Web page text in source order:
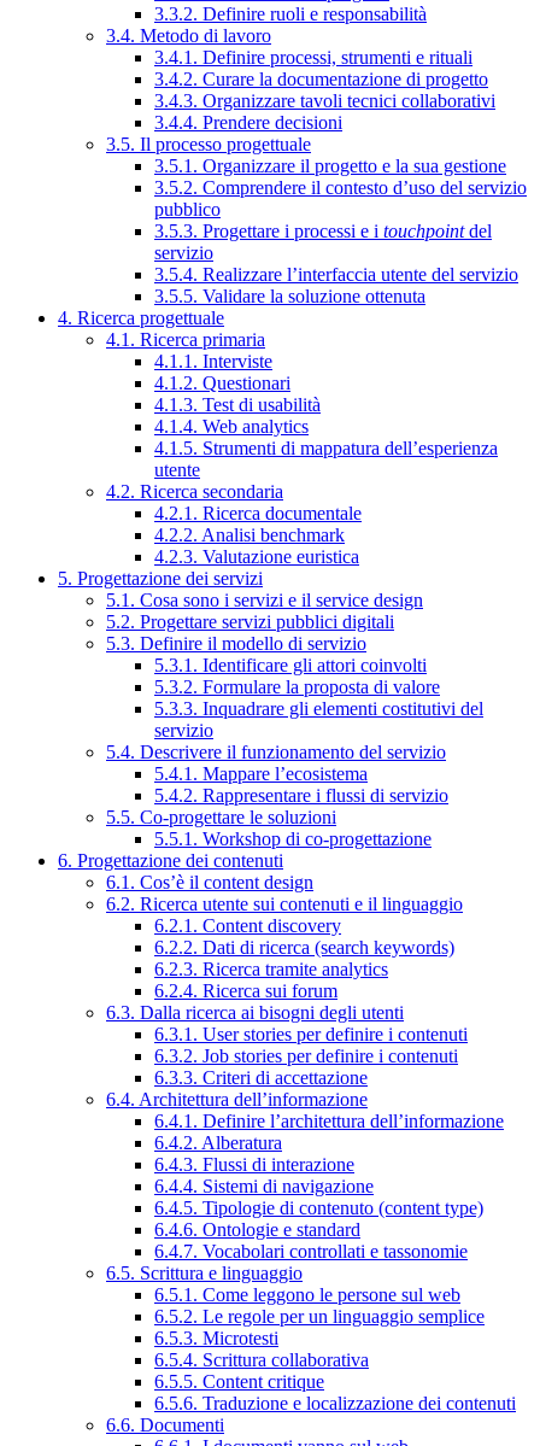
3.3.2. Definire ruoli e responsabilità
3.4. Metodo di lavoro
3.4.1. Definire processi, strumenti e rituali
3.4.2. Curare la documentazione di progetto
3.4.3. Organizzare tavoli tecnici collaborativi
3.4.4. Prendere decisioni
3.5. Il processo progettuale
3.5.1. Organizzare il progetto e la sua gestione
3.5.2. Comprendere il contesto d’uso del servizio
pubblico
3.5.3. Progettare i processi e i touchpointdel
servizio
3.5.4. Realizzare l’interfaccia utente del servizio
3.5.5. Validare la soluzione ottenuta
4. Ricerca progettuale
4.1. Ricerca primaria
4.1.1. Interviste
4.1.2. Questionari
4.1.3. Test di usabilità
4.1.4. Web analytics
4.1.5. Strumenti di mappatura dell’esperienza
utente
4.2. Ricerca secondaria
4.2.1. Ricerca documentale
4.2.2. Analisi benchmark
4.2.3. Valutazione euristica
5. Progettazione dei servizi
5.1. Cosa sono i servizi e il service design
5.2. Progettare servizi pubblici digitali
5.3. Definire il modello di servizio
5.3.1. Identificare gli attori coinvolti
5.3.2. Formulare la proposta di valore
5.3.3. Inquadrare gli elementi costitutivi del
servizio
5.4. Descrivere il funzionamento del servizio
5.4.1. Mappare l’ecosistema
5.4.2. Rappresentare i flussi di servizio
5.5. Co-progettare le soluzioni
5.5.1. Workshop di co-progettazione
6. Progettazione dei contenuti
6.1. Cos’è il content design
6.2. Ricerca utente sui contenuti e il linguaggio
6.2.1. Content discovery
6.2.2. Dati di ricerca (search keywords)
6.2.3. Ricerca tramite analytics
6.2.4. Ricerca sui forum
6.3. Dalla ricerca ai bisogni degli utenti
6.3.1. User stories per definire i contenuti
6.3.2. Job stories per definire i contenuti
6.3.3. Criteri di accettazione
6.4. Architettura dell’informazione
6.4.1. Definire l’architettura dell’informazione
6.4.2. Alberatura
6.4.3. Flussi di interazione
6.4.4. Sistemi di navigazione
6.4.5. Tipologie di contenuto (content type)
6.4.6. Ontologie e standard
6.4.7. Vocabolari controllati e tassonomie
6.5. Scrittura e linguaggio
6.5.1. Come leggono le persone sul web
6.5.2. Le regole per un linguaggio semplice
6.5.3. Microtesti
6.5.4. Scrittura collaborativa
6.5.5. Content critique
6.5.6. Traduzione e localizzazione dei contenuti
6.6. Documenti